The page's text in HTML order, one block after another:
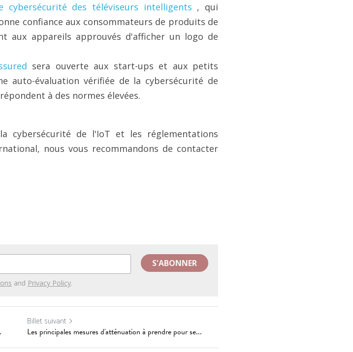
cybersécurité des téléviseurs intelligents , qui
confiance aux consommateurs de produits de
aux appareils approuvés d'afficher un logo de
sera ouverte aux start-ups et aux petits
auto-évaluation vérifiée de la cybersécurité de
à des normes élevées.
cybersécurité de l'IoT et les réglementations
nous vous recommandons de contacter
S'ABONNER
and Privacy Policy.
Billet suivant
Les principales mesures d'atténuation à prendre pour se...